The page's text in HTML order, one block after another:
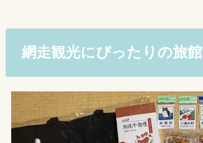
網走観光にぴったりの旅館